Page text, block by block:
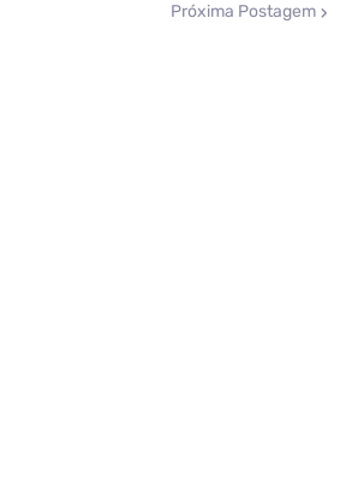
Próxima Postagem